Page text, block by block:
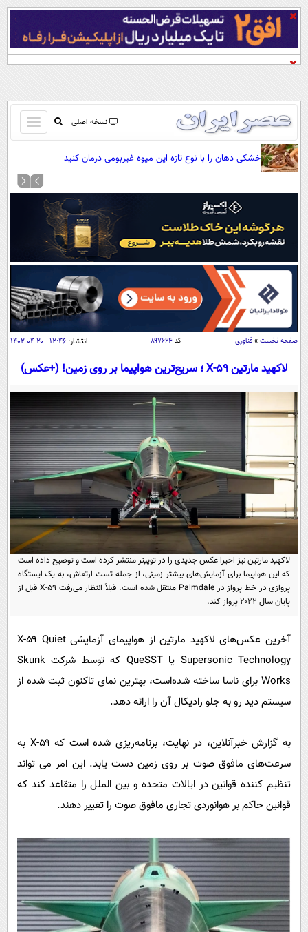
نسخه اصلی
باز
و
کردن
منو
صفحه اول
نظرسنجی
آب و هوا
سواد زندگی
سیاسی
اقتصاد
حوادث
سلامت
یک برش دانایی
محیط زیست
سفر و تفریح
بین الملل
سیاست خارجی
فرهنگ و هنر
علم و دانش
فناوری و It
علمی
اخبار کریپتو
قرآن
گوناگون
سرگرمی
باشگاه مغز
مجله تصویری سلاح
فیلم
اقتصاد
ورزش
حوادث
سلامت
بین الملل
حیات وحش
سیاست خارجی
عصر ایران 2
خواندنی ها و دیدنی ها
روانشناسی
دانلود
آموزش زبان
خشکی دهان را با نوع تازه این میوه غیربومی درمان کنید
صفحه نخست » فناوری کد ۸۹۷۶۶۴ انتشار: ۱۲:۴۶ - ۲۰-۰۴-۱۴۰۲
لاکهید مارتین X-59 ؛ سریع‌ترین هواپیما بر روی زمین! (+عکس)
لاکهید مارتین نیز اخیرا عکس جدیدی را در توییتر منتشر کرده‌ است و توضیح داده‌ است
که این هواپیما برای آزمایش‌های بیشتر زمینی، از جمله تست ارتعاش، به یک ایستگاه
پروازی در خط پرواز در Palmdale منتقل شده است. قبلاً انتظار می‌رفت X-۵۹ قبل از
پایان سال ۲۰۲۲ پرواز کند.
آخرین عکس‌های لاکهید مارتین از هواپیمای آزمایشی X-۵۹ Quiet
Supersonic Technology یا QueSST که توسط شرکت Skunk
Works برای ناسا ساخته شده‌است، بهترین نمای تاکنون ثبت شده از
سیستم دید رو به جلو رادیکال آن را ارائه دهد.
به گزارش خبرآنلاین، در نهایت، برنامه‌ریزی شده است که X-۵۹ به
سرعت‌های مافوق صوت بر روی زمین دست یابد. این امر می تواند
تنظیم کننده قوانین در ایالات متحده و بین الملل را متقاعد کند که
قوانین حاکم بر هوانوردی تجاری مافوق صوت را تغییر دهند.